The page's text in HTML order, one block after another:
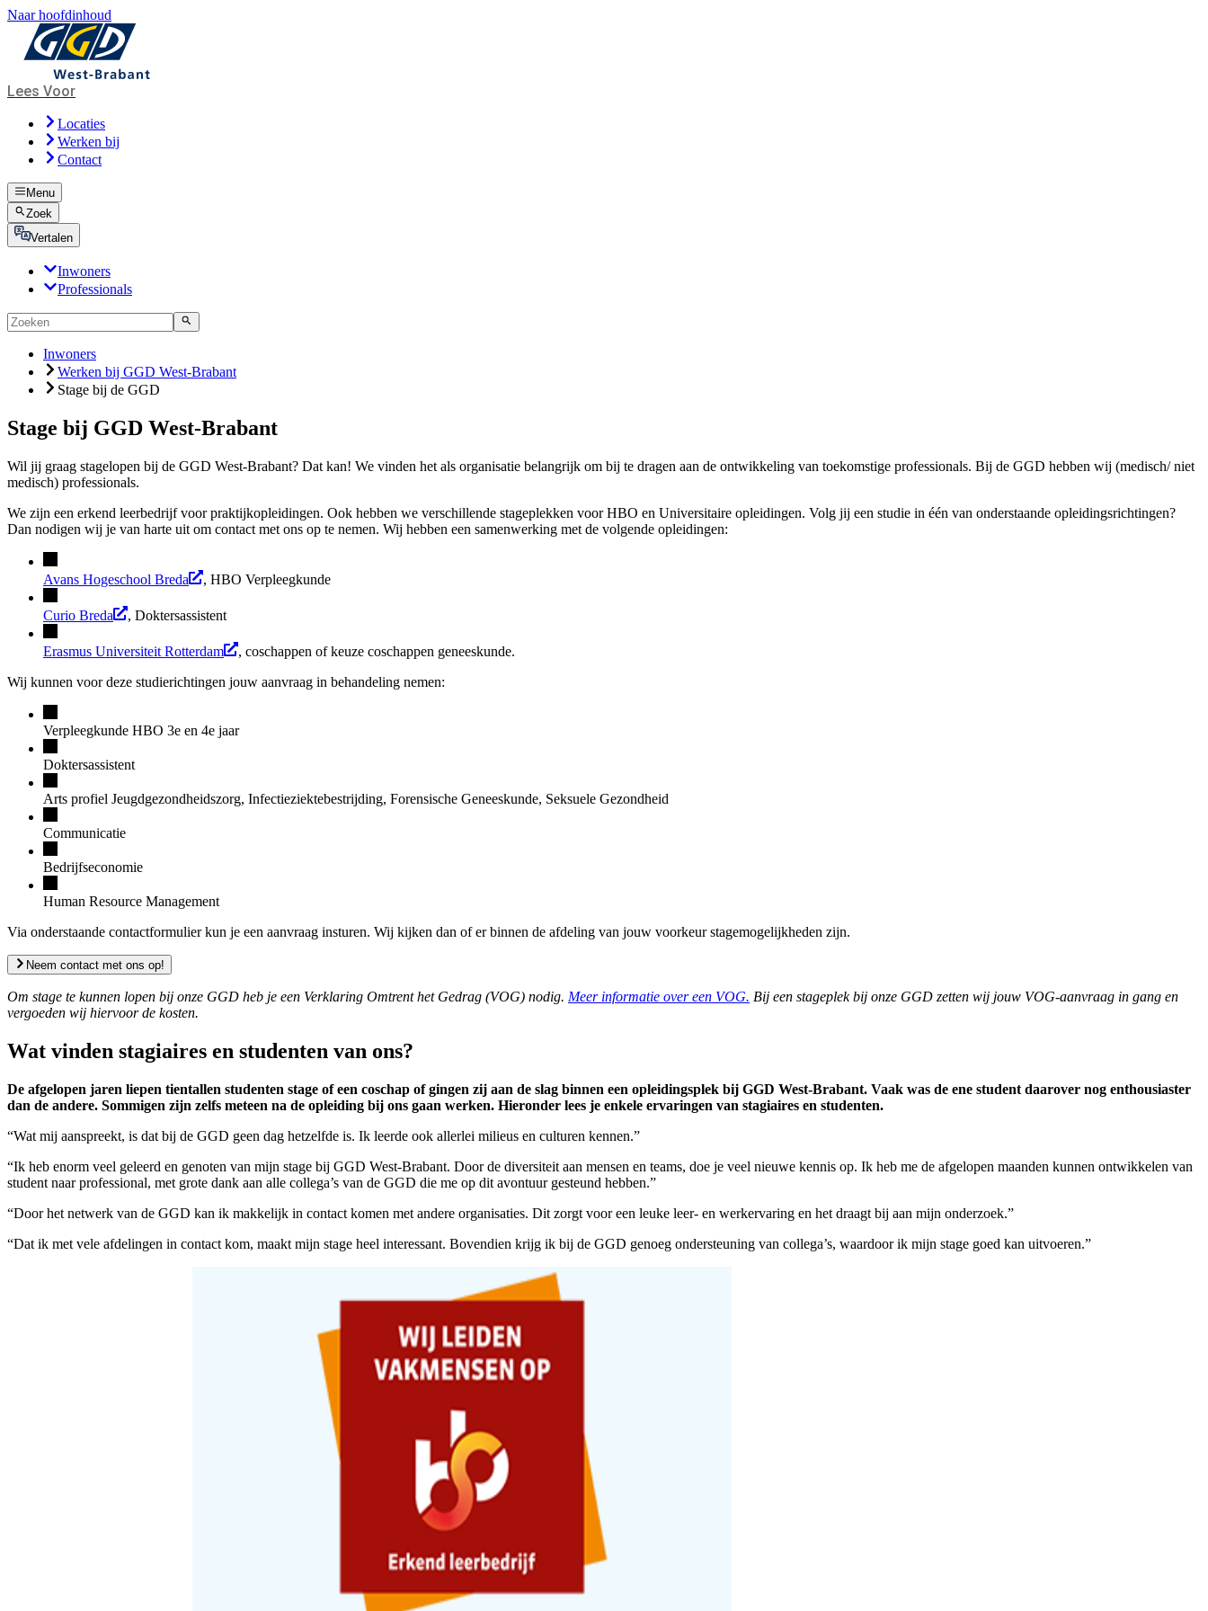
Naar hoofdinhoud
Lees Voor
Locaties
Werken bij
Contact
Menu
Zoek
Vertalen
Inwoners
Professionals
Inwoners
Werken bij GGD West-Brabant
Stage bij de GGD
Stage bij GGD West-Brabant
Wil jij graag stagelopen bij de GGD West-Brabant? Dat kan! We vinden het als organisatie belangrijk om bij te dragen aan de ontwikkeling van toekomstige professionals. Bij de GGD hebben wij (medisch/ niet
medisch) professionals.
We zijn een erkend leerbedrijf voor praktijkopleidingen. Ook hebben we verschillende stageplekken voor HBO en Universitaire opleidingen. Volg jij een studie in één van onderstaande opleidingsrichtingen?
Dan nodigen wij je van harte uit om contact met ons op te nemen. Wij hebben een samenwerking met de volgende opleidingen:
Avans Hogeschool Breda , HBO Verpleegkunde
Curio Breda , Doktersassistent
Erasmus Universiteit Rotterdam
, coschappen of keuze coschappen geneeskunde.
Wij kunnen voor deze studierichtingen jouw aanvraag in behandeling nemen:
Verpleegkunde HBO 3e en 4e jaar
Doktersassistent
Arts profiel Jeugdgezondheidszorg, Infectieziektebestrijding, Forensische Geneeskunde, Seksuele Gezondheid
Communicatie
Bedrijfseconomie
Human Resource Management
Via onderstaande contactformulier kun je een aanvraag insturen. Wij kijken dan of er binnen de afdeling van jouw voorkeur stagemogelijkheden zijn.
Neem contact met ons op!
Om stage te kunnen lopen bij onze GGD heb je een Verklaring Omtrent het Gedrag (VOG) nodig. Meer informatie over een VOG. Bij een stageplek bij onze GGD zetten wij jouw VOG-aanvraag in gang en
vergoeden wij hiervoor de kosten.
Wat vinden stagiaires en studenten van ons?
De afgelopen jaren liepen tientallen studenten stage of een coschap of gingen zij aan de slag binnen een opleidingsplek bij GGD West-Brabant. Vaak was de ene student daarover nog enthousiaster
dan de andere. Sommigen zijn zelfs meteen na de opleiding bij ons gaan werken. Hieronder lees je enkele ervaringen van stagiaires en studenten.
“Wat mij aanspreekt, is dat bij de GGD geen dag hetzelfde is. Ik leerde ook allerlei milieus en culturen kennen.”
“Ik heb enorm veel geleerd en genoten van mijn stage bij GGD West-Brabant. Door de diversiteit aan mensen en teams, doe je veel nieuwe kennis op. Ik heb me de afgelopen maanden kunnen ontwikkelen van
student naar professional, met grote dank aan alle collega’s van de GGD die me op dit avontuur gesteund hebben.”
“Door het netwerk van de GGD kan ik makkelijk in contact komen met andere organisaties. Dit zorgt voor een leuke leer- en werkervaring en het draagt bij aan mijn onderzoek.”
“Dat ik met vele afdelingen in contact kom, maakt mijn stage heel interessant. Bovendien krijg ik bij de GGD genoeg ondersteuning van collega’s, waardoor ik mijn stage goed kan uitvoeren.”